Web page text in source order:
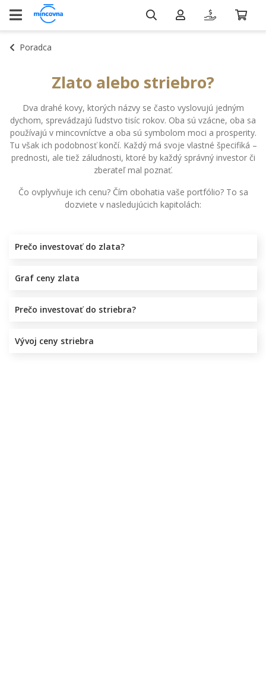
Poradca
Zlato alebo striebro?
Dva drahé kovy, ktorých názvy se často vyslovujú jedným
dychom, sprevádzajú ľudstvo tisíc rokov. Oba sú vzácne, oba sa
používajú v mincovníctve a oba sú symbolom moci a prosperity.
Tu však ich podobnosť končí. Každý má svoje vlastné špecifiká –
prednosti, ale tiež záludnosti, ktoré by každý správný investor či
zberateľ mal poznať.
Čo ovplyvňuje ich cenu? Čím obohatia vaše portfólio? To sa
dozviete v nasledujúcich kapitolách:
Prečo investovať do zlata?
Graf ceny zlata
Prečo investovať do striebra?
Vývoj ceny striebra